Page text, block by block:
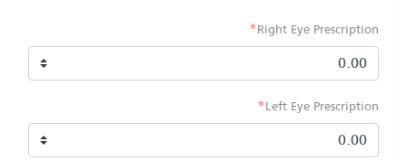
Right Eye Prescription
*
Left Eye Prescription
*